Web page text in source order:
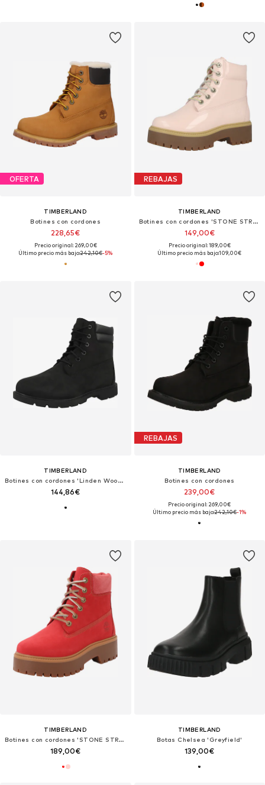
OFERTA
TIMBERLAND
Botines con cordones
228,65€
Precio original: 269,00€
Último precio más bajo:242,10€-5%
REBAJAS
TIMBERLAND
Botines con cordones 'STONE STREET'
149,00€
Precio original: 189,00€
Último precio más bajo:109,00€
TIMBERLAND
Botines con cordones 'Linden Woods 6 Inch'
144,86€
REBAJAS
TIMBERLAND
Botines con cordones
239,00€
Precio original: 269,00€
Último precio más bajo:242,10€-1%
TIMBERLAND
Botines con cordones 'STONE STREET'
189,00€
TIMBERLAND
Botas Chelsea 'Greyfield'
139,00€